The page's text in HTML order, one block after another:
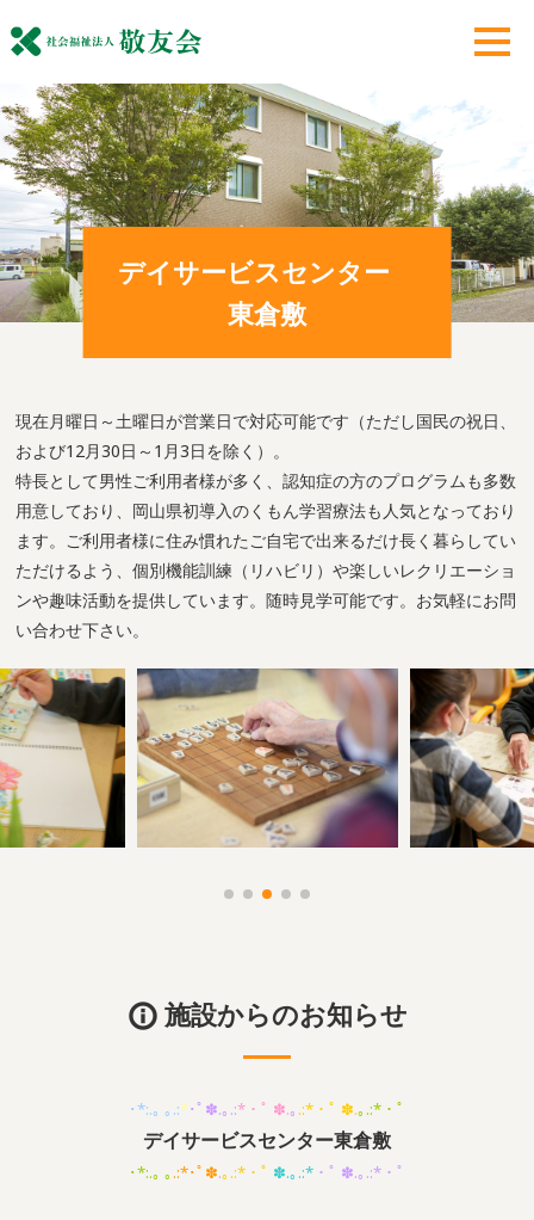
デイサービスセンター
東倉敷
現在月曜日～土曜日が営業日で対応可能です（ただし国民の祝日、
および12月30日～1月3日を除く）。
特長として男性ご利用者様が多く、認知症の方のプログラムも多数
用意しており、岡山県初導入のくもん学習療法も人気となっており
ます。ご利用者様に住み慣れたご自宅で出来るだけ長く暮らしてい
ただけるよう、個別機能訓練（リハビリ）や楽しいレクリエーショ
ンや趣味活動を提供しています。随時見学可能です。お気軽にお問
い合わせ下さい。
施設からのお知らせ
･*:.｡ ｡.:*･ﾟ✽.｡.:*・ﾟ ✽.｡ .:*・ﾟ ✽.｡.:*・ﾟ
デイサービスセンター東倉敷
･*:.｡ ｡ .:*･ﾟ✽.｡.:*・ﾟ ✽.｡.:*・ﾟ ✽.｡.:*・ﾟ